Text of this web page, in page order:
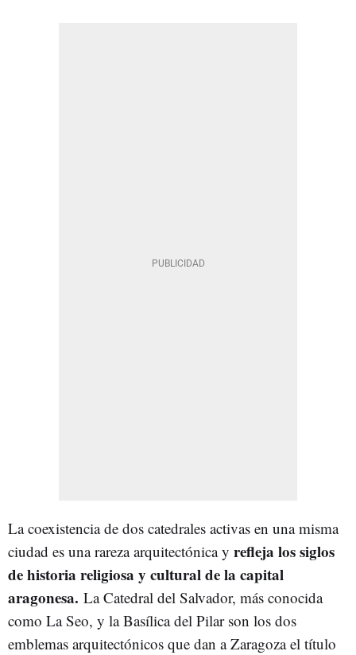
La coexistencia de dos catedrales activas en una misma
ciudad es una rareza arquitectónica y refleja los siglos
de historia religiosa y cultural de la capital
aragonesa. La Catedral del Salvador, más conocida
como La Seo, y la Basílica del Pilar son los dos
emblemas arquitectónicos que dan a Zaragoza el título